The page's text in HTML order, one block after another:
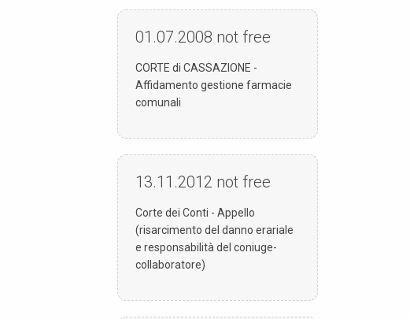
01.07.2008 not free
CORTE di CASSAZIONE -
Affidamento gestione farmacie
comunali
13.11.2012 not free
Corte dei Conti - Appello
(risarcimento del danno erariale
e responsabilità del coniuge-
collaboratore)